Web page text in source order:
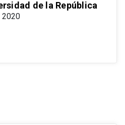
de la República
2020